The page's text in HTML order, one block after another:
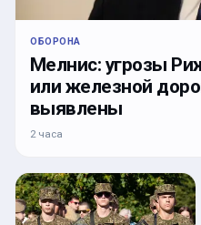
ОБОРОНА
Мелнис: угрозы
или железной
выявлены
2 часа